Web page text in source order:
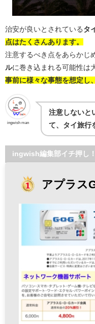
治安が良いとされている タ
点はたくさんあります。
注意するべき点をあらかじ
ルに巻き込まれる可能性は
事前に様々な事態を想定し
ingwish man
注意しないと
て、タイ旅行
ingwish編集部イチ押し
アプラス